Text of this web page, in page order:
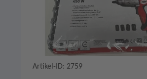
Artikel-ID: 2759